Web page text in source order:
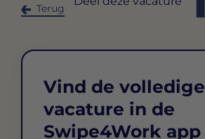
Terug
Vind de volledige
vacature in de
Swipe4Work app